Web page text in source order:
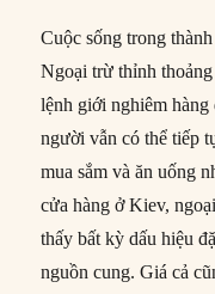
Cuộc sống trong
Ngoại trừ thỉnh
lệnh giới nghiêm hàng
người vẫn có thể tiếp
mua sắm và ăn uống
cửa hàng ở Kiev,
thấy bất kỳ dấu hiệu
nguồn cung. Giá cả